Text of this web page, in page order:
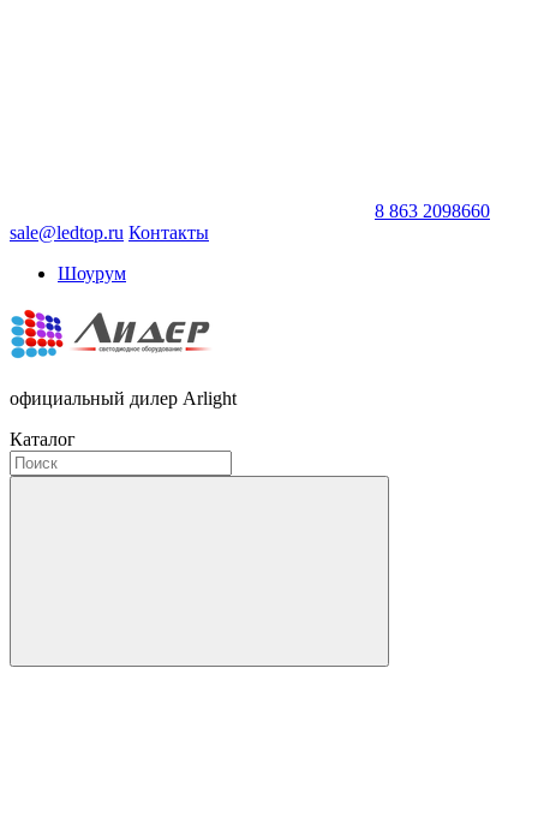
8 863 2098660
sale@ledtop.ru Контакты
Шоурум
официальный дилер Arlight
Каталог